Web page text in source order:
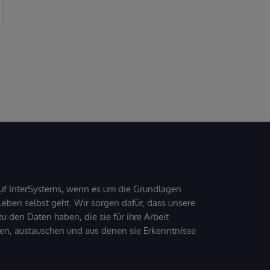
InterSystems, wenn es um die Grundlagen
selbst geht. Wir sorgen dafür, dass unsere
den Daten haben, die sie für ihre Arbeit
austauschen und aus denen sie Erkenntnisse